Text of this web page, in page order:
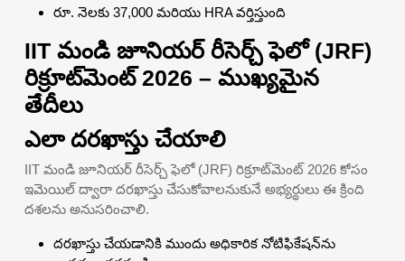
రూ. నెలకు 37,000 మరియు HRA వర్తిస్తుంది
IIT మండి జూనియర్ రీసెర్చ్ ఫెలో (JRF)
రిక్రూట్‌మెంట్ 2026 – ముఖ్యమైన
తేదీలు
ఎలా దరఖాస్తు చేయాలి
IIT మండి జూనియర్ రీసెర్చ్ ఫెలో (JRF) రిక్రూట్‌మెంట్ 2026 కోసం
ఇమెయిల్ ద్వారా దరఖాస్తు చేసుకోవాలనుకునే అభ్యర్థులు ఈ క్రింది
దశలను అనుసరించాలి.
దరఖాస్తు చేయడానికి ముందు అధికారిక నోటిఫికేషన్‌ను